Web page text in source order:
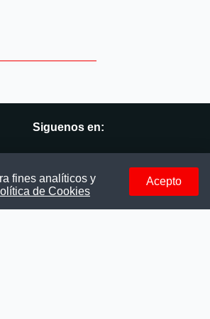
Siguenos en:
Instagram
fines analíticos y
de Cookies
Acepto